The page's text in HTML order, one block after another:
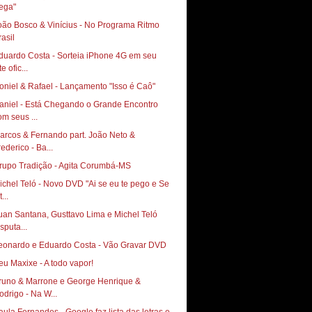
Bosco & Vinícius - No Programa Ritmo
Costa - Sorteia iPhone 4G em seu
ofic...
& Rafael - Lançamento "Isso é Caô"
- Está Chegando o Grande Encontro
seus ...
& Fernando part. João Neto &
- Ba...
Tradição - Agita Corumbá-MS
Teló - Novo DVD "Ai se eu te pego e Se
Santana, Gusttavo Lima e Michel Teló
e Eduardo Costa - Vão Gravar DVD
Seu Maxixe - A todo vapor!‏
& Marrone e George Henrique &
- Na W...